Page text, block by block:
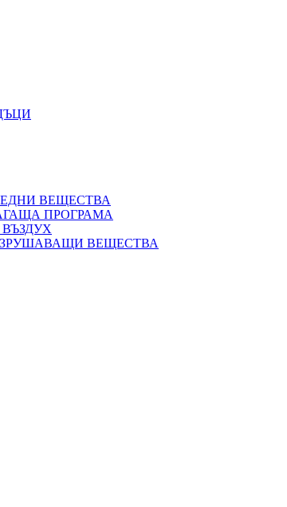
ВЕЩЕСТВА
ПРОГРАМА
ВЕЩЕСТВА